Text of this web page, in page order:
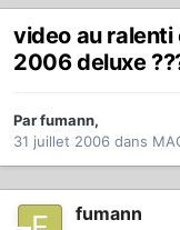
video au ralenti
2006 deluxe
Parfumann,
31 juillet 2006 dans
fumann